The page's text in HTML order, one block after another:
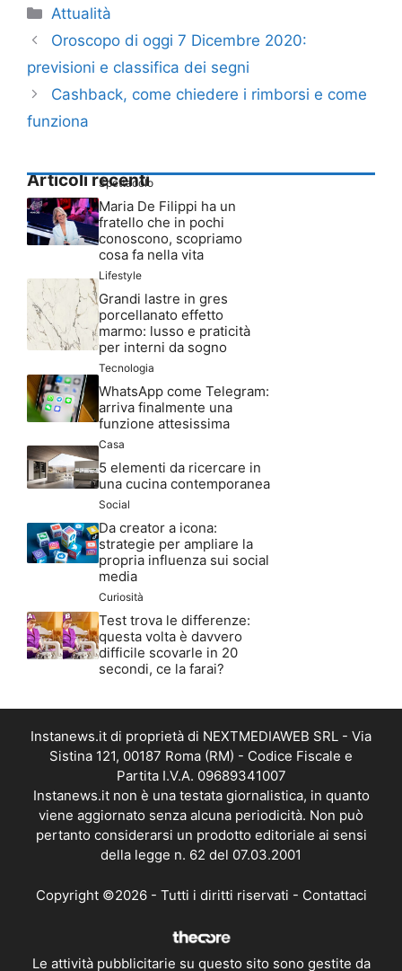
Categorie
Attualità
Oroscopo di oggi 7 Dicembre 2020:
previsioni e classifica dei segni
Cashback, come chiedere i rimborsi e come
funziona
Articoli recenti
Spettacolo
Maria De Filippi ha un
fratello che in pochi
conoscono, scopriamo
cosa fa nella vita
Lifestyle
Grandi lastre in gres
porcellanato effetto
marmo: lusso e praticità
per interni da sogno
Tecnologia
WhatsApp come Telegram:
arriva finalmente una
funzione attesissima
Casa
5 elementi da ricercare in
una cucina contemporanea
Social
Da creator a icona:
strategie per ampliare la
propria influenza sui social
media
Curiosità
Test trova le differenze:
questa volta è davvero
difficile scovarle in 20
secondi, ce la farai?
Instanews.it di proprietà di NEXTMEDIAWEB SRL - Via
Sistina 121, 00187 Roma (RM) - Codice Fiscale e
Partita I.V.A. 09689341007
Instanews.it non è una testata giornalistica, in quanto
viene aggiornato senza alcuna periodicità. Non può
pertanto considerarsi un prodotto editoriale ai sensi
della legge n. 62 del 07.03.2001
Copyright ©2026 - Tutti i diritti riservati - Contattaci
Le attività pubblicitarie su questo sito sono gestite da